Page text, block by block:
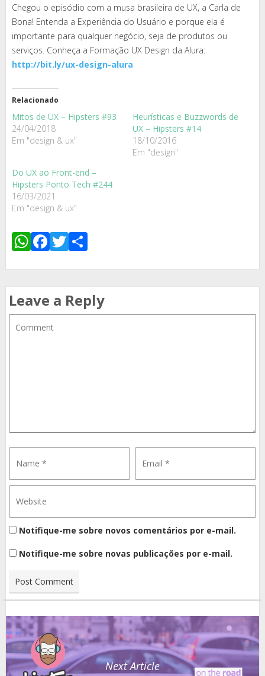
Chegou o episódio com a musa brasileira de UX, a Carla de
Bona! Entenda a Experiência do Usuário e porque ela é
importante para qualquer negócio, seja de produtos ou
serviços. Conheça a Formação UX Design da Alura:
http://bit.ly/ux-design-alura
Relacionado
Mitos de UX – Hipsters #93
24/04/2018
Em "design & ux"
Heurísticas e Buzzwords de
UX – Hipsters #14
18/10/2016
Em "design"
Do UX ao Front-end –
Hipsters Ponto Tech #244
16/03/2021
Em "design & ux"
WhatsApp
Facebook
Twitter
Leave a Reply
Notifique-me sobre novos comentários por e-mail.
Notifique-me sobre novas publicações por e-mail.
Next Article